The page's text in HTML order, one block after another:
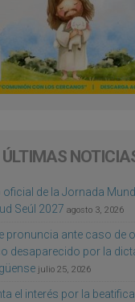
ÚLTIMAS
oficial de la Jornada
Seúl 2027 agosto 3, 2026
pronuncia ante caso de
desaparecido por la
julio 25, 2026
el interés por la